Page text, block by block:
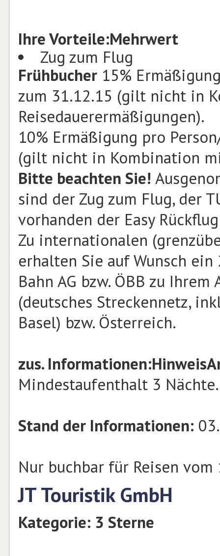
Ihre Vorteile:Mehrwert
Zug zum Flug
Frühbucher 15%
zum 31.12.15 (gilt nicht in
Reisedauerermäßigungen).
10% Ermäßigung pro
(gilt nicht in Kombination
Bitte beachten Sie!
sind der Zug zum Flug, der
vorhanden der Easy
Zu internationalen
erhalten Sie auf Wunsch
Bahn AG bzw. ÖBB zu
(deutsches Streckennetz,
Basel) bzw. Österreich.
zus. Informationen:Hinweis
Mindestaufenthalt 3 Nächte.
Stand der Informationen:
Nur buchbar für Reisen
JT Touristik GmbH
Kategorie: 3 Sterne